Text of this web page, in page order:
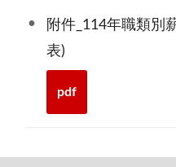
附件_114年職類別
表)
pdf